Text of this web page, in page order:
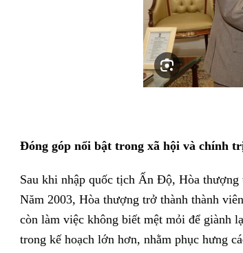
Đóng góp nổi bật trong xã hội và chính
Sau khi nhập quốc tịch Ấn Độ, Hòa thượng
Năm 2003, Hòa thượng trở thành thành
còn làm việc không biết mệt mỏi để giành
trong kế hoạch lớn hơn, nhằm phục hưng